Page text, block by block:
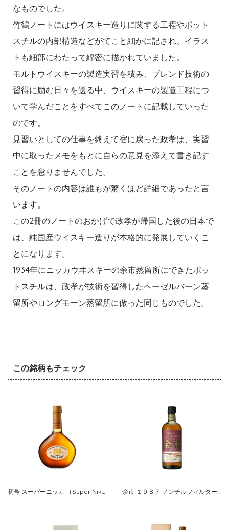
なものでした。
竹鶴ノートにはウイスキー造りに関する工程やポット
スチルの内部構造などがてこと細かに記され、イラス
トも細部にわたって綿密に描かれていました。
モルトウイスキーの製造実習を積み、ブレンド技術の
習得に励む日々を送る中、ウイスキーの製造工程につ
いて学んだことをすべてこのノートに記載していった
のです。
見習いとしての仕事を終えて宿に戻った政孝は、実習
中に取ったメモをもとに自らの意見を添えて書き記す
ことを怠りませんでした。
そのノートの内容は誰もが驚くほど詳細であったと言
います。
この2冊のノートのおかげで政孝が帰国した後の日本で
は、純国産ウイスキー造りが本格的に発展していくこ
とになります。
1934年にニッカウヰスキーの余市蒸留所にできたポッ
トスチルは、政孝が技術を習得したヘーゼルバーン蒸
留所やロングモーン蒸留所に倣った同じものでした。
この銘柄もチェック
初号 スーパーニッカ （Super Nikka） 復刻版 余市 １９８７ ノンチルフィルタード シングルモルト ニッカ